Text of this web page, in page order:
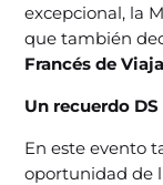
excepcional, la
que también
Francés de
Un recuerdo
En este evento
oportunidad de